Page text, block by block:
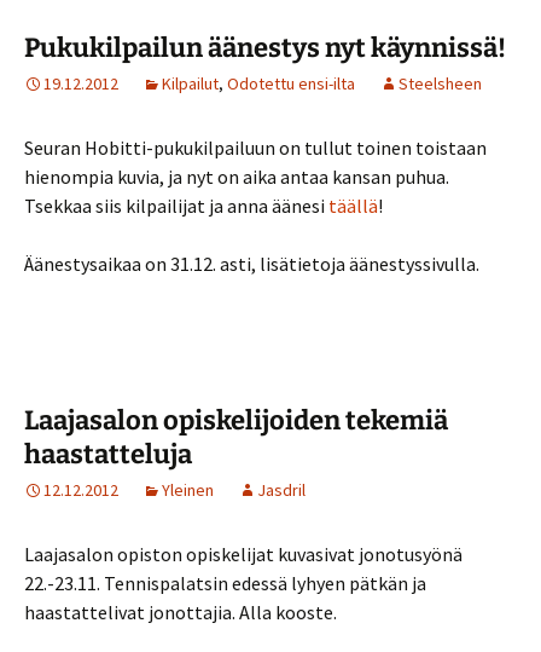
Pukukilpailun äänestys nyt käynnissä!
19.12.2012 Kilpailut, Odotettu ensi-ilta Steelsheen
Seuran Hobitti-pukukilpailuun on tullut toinen toistaan
hienompia kuvia, ja nyt on aika antaa kansan puhua.
Tsekkaa siis kilpailijat ja anna äänesi täällä!
Äänestysaikaa on 31.12. asti, lisätietoja äänestyssivulla.
Laajasalon opiskelijoiden tekemiä
haastatteluja
12.12.2012 Yleinen Jasdril
Laajasalon opiston opiskelijat kuvasivat jonotusyönä
22.-23.11. Tennispalatsin edessä lyhyen pätkän ja
haastattelivat jonottajia. Alla kooste.